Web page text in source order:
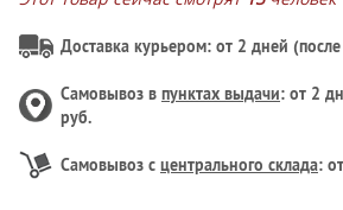
Доставка курьером: от 2 дней
Самовывоз в пунктах выдачи: от 2
руб.
Самовывоз с центрального склада: